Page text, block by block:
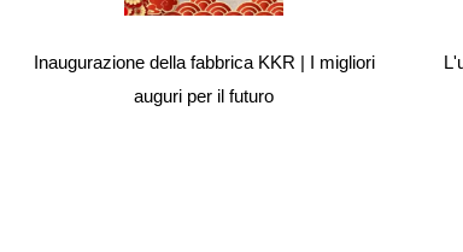
Inaugurazione della fabbrica KKR | I migliori
auguri per il futuro